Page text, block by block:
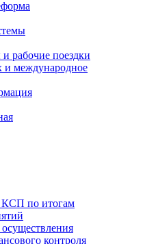
рабочие поездки
и международное
КСП по итогам
контроля